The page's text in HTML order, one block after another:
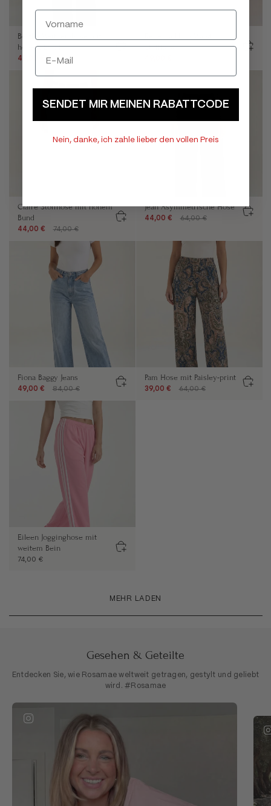
Bertha Weitbeinhose mit
hohem Bund
49,00 € 104,00 €
Stoffhose
Claire Stoffhose mit hohem
Bund
44,00 € 74,00 €
Jean Asymmetrische Hose
44,00 € 64,00 €
Fiona Baggy Jeans
49,00 € 84,00 €
Pam Hose mit Paisley-print
39,00 € 64,00 €
Eileen Jogginghose mit
weitem Bein
74,00 €
MEHR LADEN
Gesehen & Geteilte
Entdecken Sie, wie Rosamae weltweit getragen, gestylt und geliebt
wird. #Rosamae
SENDET MIR MEINEN RABATTCODE
Nein, danke, ich zahle lieber den vollen Preis